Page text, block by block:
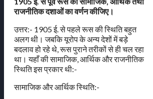
राजनीतिक दशाओं का वर्णन कीजिए।
उत्तर:- 1905 ई. से पहले रूस की स्थिति बहुत
अलग थी। जबकि यूरोप के अन्य देशों में बड़े
बदलाव हो रहे थे, रूस पुराने तरीकों से ही चल रहा
था। यहाँ की सामाजिक, आर्थिक और राजनीतिक
स्थिति इस प्रकार थी:-
सामाजिक और आर्थिक स्थिति:-